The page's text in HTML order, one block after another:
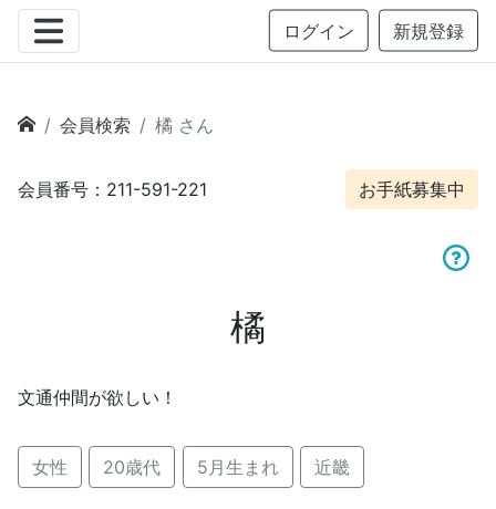
ログイン 新規登録
会員検索 橘 さん
会員番号：211-591-221 お手紙募集中
橘
文通仲間が欲しい！
女性 20歳代 5月生まれ 近畿